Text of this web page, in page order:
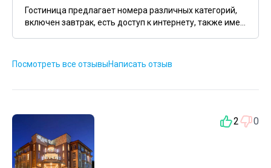
Гостиница предлагает номера различных категорий,
включен завтрак, есть доступ к интернету, также име...
Посмотреть все отзывыНаписать отзыв
2 0